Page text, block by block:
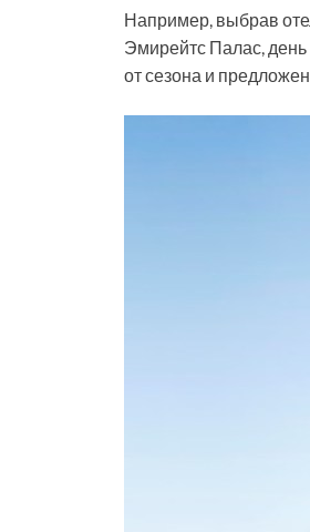
Например, выбрав
Эмирейтс Палас,
от сезона и